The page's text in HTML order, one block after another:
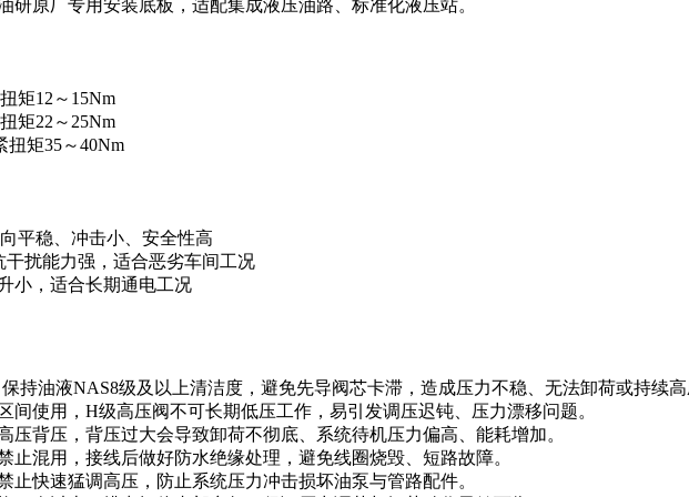
研原厂专用安装底板，适配集成液压油路、标准化液压站。
矩12～15Nm
矩22～25Nm
扭矩35～40Nm
平稳、冲击小、安全性高
扰能力强，适合恶劣车间工况
小，适合长期通电工况
持油液NAS8级及以上清洁度，避免先导阀芯卡滞，造成压力不稳、无法卸荷或持续高
间使用，H级高压阀不可长期低压工作，易引发调压迟钝、压力漂移问题。
压背压，背压过大会导致卸荷不彻底、系统待机压力偏高、能耗增加。
止混用，接线后做好防水绝缘处理，避免线圈烧毁、短路故障。
止快速猛调高压，防止系统压力冲击损坏油泵与管路配件。